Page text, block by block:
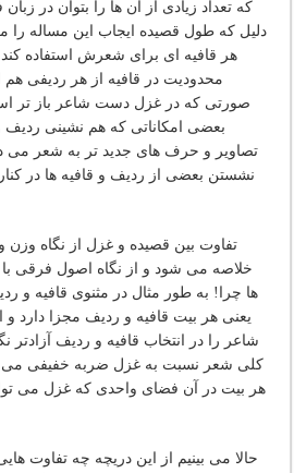
که تعداد زیادی از آن ها را بتوان در
دلیل که طول قصیده ایجاب این مساله را
هر قافیه ای برای شعرش استفاده
محدودیت در قافیه از هر ردیفی هم
صورتی که در غزل دست شاعر باز تر
بعضی امکاناتی که هم نشینی ردیف و
تصاویر و حرف های جدید تر به شعر می
نشستن بعضی از ردیف و قافیه ها در
تفاوت بین قصیده و غزل از نگاه وزن
خلاصه می شود و از نگاه اصول فرقی با
ها چرا! به طور مثال در مثنوی قافیه و
یعنی هر بیت قافیه و ردیف مجزا دارد
شاعر را در انتخاب قافیه و ردیف آزادتر
کلی شعر نسبت به غزل ضربه خفیفی می
هر بیت در آن فضای واحدی که غزل می
حالا می بینیم از این دریچه چه تفاوت